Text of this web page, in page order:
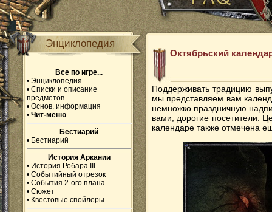
Энциклопедия
Все по игре...
• Энциклопедия
• Списки и описание
предметов
• Основ. информация
• Чит-меню
Бестиарий
• Бестиарий
История Аркании
• История Робара III
• Событийный отрезок
• События 2-ого плана
• Сюжет
• Квестовые спойлеры
Октябрьский
Поддерживать традицию
мы представляем вам
немножко праздничную
вами, дорогие посетители.
календаре также отмечена